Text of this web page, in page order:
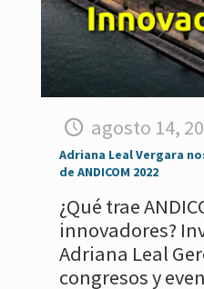
agosto 14,
Adriana Leal Vergara
de ANDICOM 2022
¿Qué trae
innovadores?
Adriana Leal
congresos y